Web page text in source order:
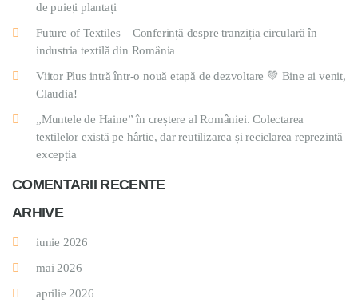
de puieți plantați
Future of Textiles – Conferință despre tranziția circulară în
industria textilă din România
Viitor Plus intră într-o nouă etapă de dezvoltare 💚 Bine ai venit,
Claudia!
„Muntele de Haine” în creștere al României. Colectarea
textilelor există pe hârtie, dar reutilizarea și reciclarea reprezintă
excepția
COMENTARII RECENTE
ARHIVE
iunie 2026
mai 2026
aprilie 2026